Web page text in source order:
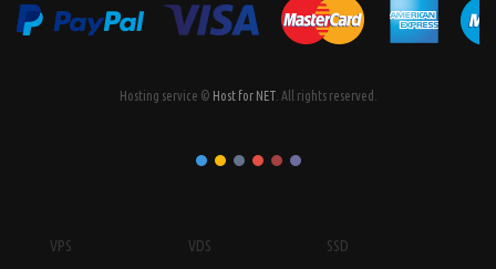
Hosting service © Host for NET. All rights reserved.
VPS VDS SSD